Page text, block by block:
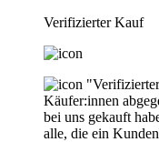
Verifizierter Kauf
Käufer:innen
bei uns gekauft
alle, die ein